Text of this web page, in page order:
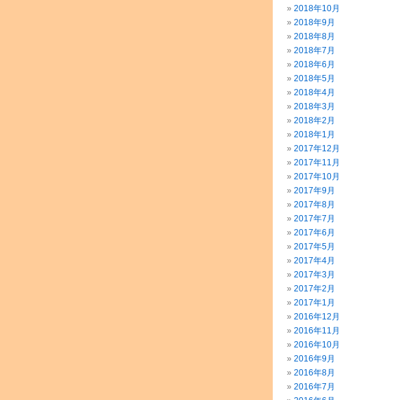
2018年10月
2018年9月
2018年8月
2018年7月
2018年6月
2018年5月
2018年4月
2018年3月
2018年2月
2018年1月
2017年12月
2017年11月
2017年10月
2017年9月
2017年8月
2017年7月
2017年6月
2017年5月
2017年4月
2017年3月
2017年2月
2017年1月
2016年12月
2016年11月
2016年10月
2016年9月
2016年8月
2016年7月